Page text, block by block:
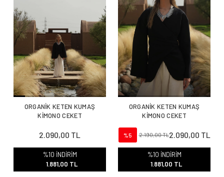
ORGANİK KETEN KUMAŞ
KİMONO CEKET
2.090,00 TL
%10 İNDİRİM
1.881,00 TL
ORGANİK KETEN KUMAŞ
KİMONO CEKET
%5 2.190,00 TL2.090,00 TL
%10 İNDİRİM
1.881,00 TL